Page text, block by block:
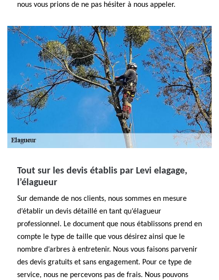
nous vous prions de ne pas hésiter à nous appeler.
Tout sur les devis établis par Levi elagage,
l’élagueur
Sur demande de nos clients, nous sommes en mesure
d’établir un devis détaillé en tant qu’élagueur
professionnel. Le document que nous établissons prend en
compte le type de taille que vous désirez ainsi que le
nombre d’arbres à entretenir. Nous vous faisons parvenir
des devis gratuits et sans engagement. Pour ce type de
service, nous ne percevons pas de frais. Nous pouvons